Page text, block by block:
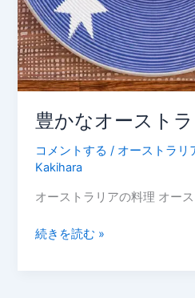
豊かなオースト
コメントする / オーストラリ
Kakihara
オーストラリアの料理 オー
続きを読む »